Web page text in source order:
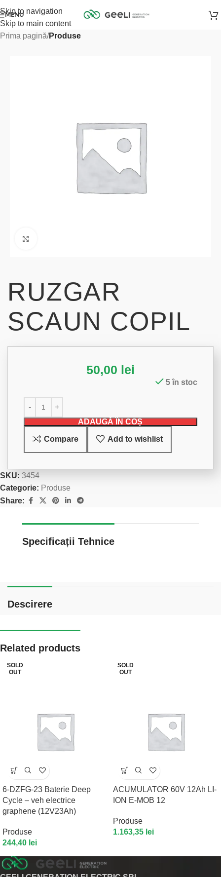
Skip to navigation
Skip to main content
MENU
Prima pagină Produse
RUZGAR
SCAUN COPIL
50,00 lei
5 în stoc
ADAUGĂ ÎN COȘ
Compare Add to wishlist
SKU: 3454
Categorie: Produse
Share:
Specificații Tehnice
Descirere
Related products
SOLD
OUT
6-DZFG-23 Baterie Deep
Cycle – veh electrice
graphene (12V23Ah)
Produse
244,40 lei
SOLD
OUT
ACUMULATOR 60V 12Ah LI-
ION E-MOB 12
Produse
1.163,35 lei